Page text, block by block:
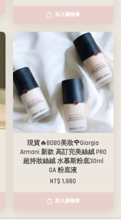
加入購物車
現貨🔥BOBO美妝🌹Giorgio
Armani 新款 高訂完美絲絨 PRO
超持妝絲絨 水慕斯粉底30ml
GA 粉底液
NT$ 1,980
加入購物車